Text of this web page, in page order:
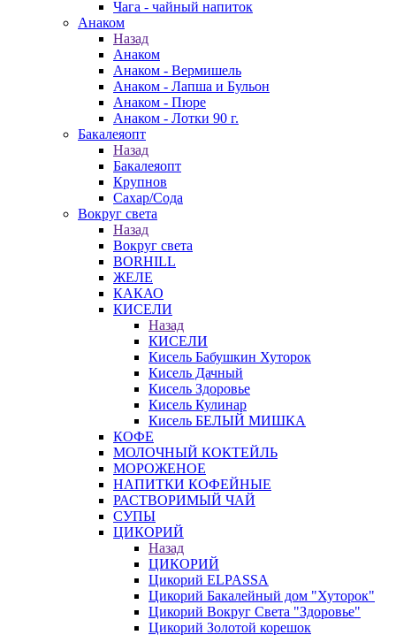
Чага - чайный напиток
Анаком
Назад
Анаком
Анаком - Вермишель
Анаком - Лапша и Бульон
Анаком - Пюре
Анаком - Лотки 90 г.
Бакалеяопт
Назад
Бакалеяопт
Крупнов
Сахар/Сода
Вокруг света
Назад
Вокруг света
BORHILL
ЖЕЛЕ
КАКАО
КИСЕЛИ
Назад
КИСЕЛИ
Кисель Бабушкин Хуторок
Кисель Дачный
Кисель Здоровье
Кисель Кулинар
Кисель БЕЛЫЙ МИШКА
КОФЕ
МОЛОЧНЫЙ КОКТЕЙЛЬ
МОРОЖЕНОЕ
НАПИТКИ КОФЕЙНЫЕ
РАСТВОРИМЫЙ ЧАЙ
СУПЫ
ЦИКОРИЙ
Назад
ЦИКОРИЙ
Цикорий ELPASSA
Цикорий Бакалейный дом "Хуторок"
Цикорий Вокруг Света "Здоровье"
Цикорий Золотой корешок